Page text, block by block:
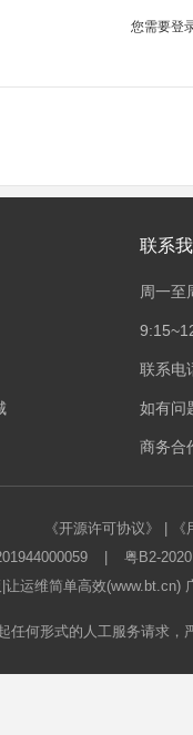
您需要登
联系
周一至
联系电
如有问
商务合
《开源许可协议》
粤B2-
|让运维简单高效
任何形式的人工服务请求，